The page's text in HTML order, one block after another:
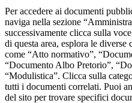
Per accedere ai documenti
naviga nella sezione
successivamente clicca sulla
di questa area, esplora le
come “Atto normativo”,
“Documento Albo Pretorio”,
“Modulistica”. Clicca sulla
tutti i documenti correlati. Puoi
del sito per trovare specifici